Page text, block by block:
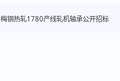
梅钢热轧1780产线轧机轴承公开招标